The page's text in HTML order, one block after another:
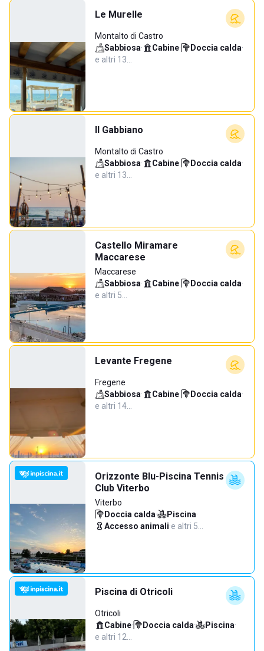
Le Murelle
Montalto di Castro
Sabbiosa· Cabine· Doccia calda·
e altri 13…
Il Gabbiano
Montalto di Castro
Sabbiosa· Cabine· Doccia calda·
e altri 13…
Castello Miramare
Maccarese
Maccarese
Sabbiosa· Cabine· Doccia calda·
e altri 5…
Levante Fregene
Fregene
Sabbiosa· Cabine· Doccia calda·
e altri 14…
Orizzonte Blu-Piscina Tennis
Club Viterbo
Viterbo
Doccia calda· Piscina·
Accesso animali·e altri 5…
Piscina di Otricoli
Otricoli
Cabine· Doccia calda· Piscina·
e altri 12…